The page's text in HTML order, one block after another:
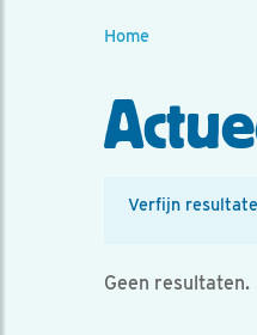
Home
Verfijn
Geen resultaten.